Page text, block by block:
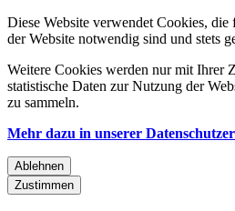
Diese Website verwendet Cookies, die
der Website notwendig sind und stets
Weitere Cookies werden nur mit Ihrer
statistische Daten zur Nutzung der
zu sammeln.
Mehr dazu in unserer
Ablehnen
Zustimmen